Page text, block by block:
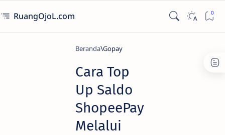
RuangOjoL.com
Beranda Gopay
Cara Top
Up Saldo
ShopeePay
Melalui